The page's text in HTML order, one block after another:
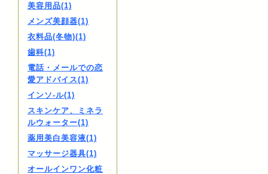
美容用品(1)
メンズ美顔器(1)
衣料品(冬物)(1)
歯科(1)
電話・メールでの恋
愛アドバイス(1)
インソ-ル(1)
スキンケア、ミネラ
ルウォーター(1)
薬用美白美容液(1)
マッサージ器具(1)
オールインワン化粧